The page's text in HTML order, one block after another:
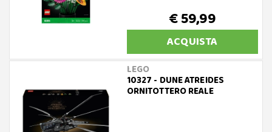
€ 59,99
ACQUISTA
LEGO
10327 - DUNE ATREIDES
ORNITOTTERO REALE